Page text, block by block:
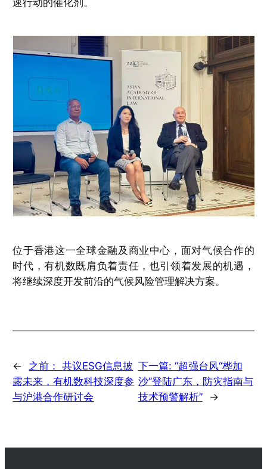
位于香港这一全球金融及商业中心，面对气候合作的
时代，有机数既肩负着责任，也引领着发展的机遇，
将继续深度开发前沿的气候风险管理解决方案。
← 之前：共议ESG信息披
露未来，有机数科技深度参
与沪港合作研讨会
下一篇: “超强台风“桦加
沙”登陆广东，防灾指南与
技术预警解析”
→